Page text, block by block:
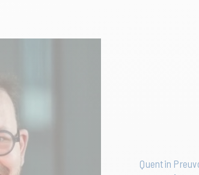
Quentin